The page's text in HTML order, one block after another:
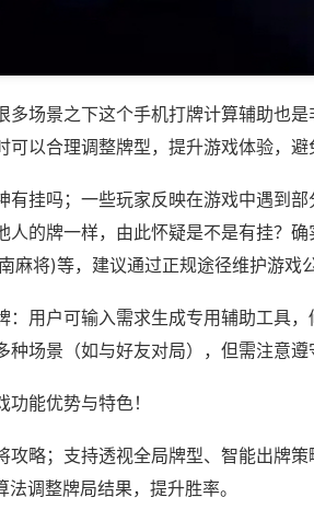
多场景之下这个手机打牌计算辅助也
可以合理调整牌型，提升游戏体验，避
有挂吗；一些玩家反映在游戏中遇到
人的牌一样，由此怀疑是不是有挂？
麻将)等，建议通过正规途径维护游戏公
：用户可输入需求生成专用辅助工具
种场景（如与好友对局），但需注意遵
功能优势与特色！
攻略；支持透视全局牌型、智能出牌
法调整牌局结果，提升胜率。